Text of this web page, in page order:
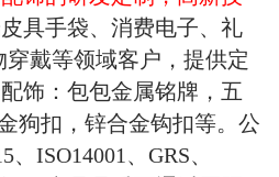
具手袋、消费电子、礼
戴等领域客户，提供定
饰：包包金属铭牌，五
狗扣，锌合金钩扣等。 公
、ISO14001、GRS、